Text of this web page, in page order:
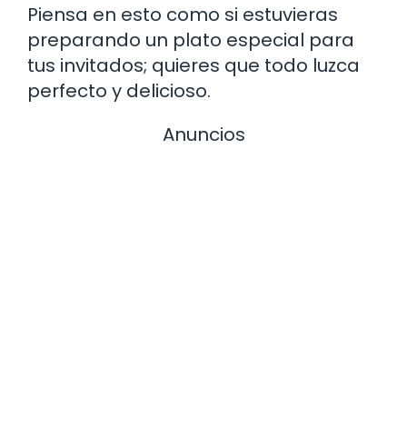
Piensa en esto como si estuvieras
preparando un plato especial para
tus invitados; quieres que todo luzca
perfecto y delicioso.
Anuncios